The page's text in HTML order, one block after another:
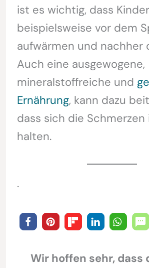
ist es wichtig, dass
beispielsweise vor dem
aufwärmen und nachher
Auch eine ausgewogene,
mineralstoffreiche und
Ernährung, kann dazu
dass sich die Schmerzen
halten.
.
Wir hoffen sehr, dass